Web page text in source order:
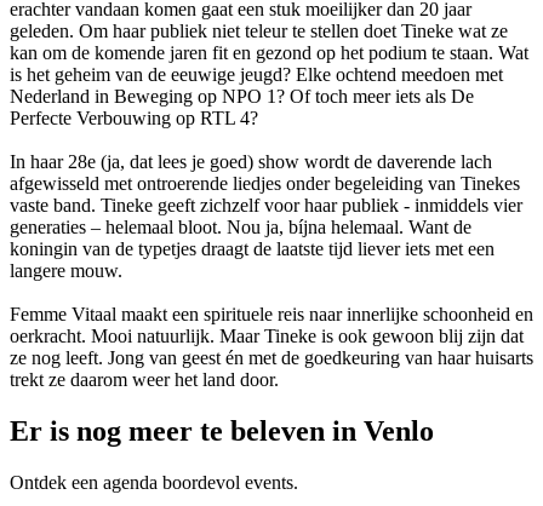
erachter vandaan komen gaat een stuk moeilijker dan 20 jaar
geleden. Om haar publiek niet teleur te stellen doet Tineke wat ze
kan om de komende jaren fit en gezond op het podium te staan. Wat
is het geheim van de eeuwige jeugd? Elke ochtend meedoen met
Nederland in Beweging op NPO 1? Of toch meer iets als De
Perfecte Verbouwing op RTL 4?
In haar 28e (ja, dat lees je goed) show wordt de daverende lach
afgewisseld met ontroerende liedjes onder begeleiding van Tinekes
vaste band. Tineke geeft zichzelf voor haar publiek - inmiddels vier
generaties – helemaal bloot. Nou ja, bíjna helemaal. Want de
koningin van de typetjes draagt de laatste tijd liever iets met een
langere mouw.
Femme Vitaal maakt een spirituele reis naar innerlijke schoonheid en
oerkracht. Mooi natuurlijk. Maar Tineke is ook gewoon blij zijn dat
ze nog leeft. Jong van geest én met de goedkeuring van haar huisarts
trekt ze daarom weer het land door.
Er is nog meer te beleven in Venlo
Ontdek een agenda boordevol events.